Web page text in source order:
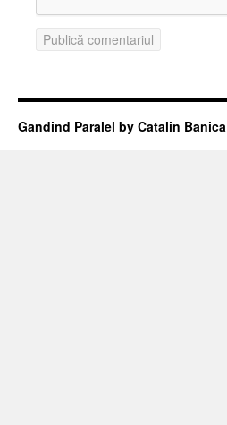
Gandind Paralel by Catalin Banica